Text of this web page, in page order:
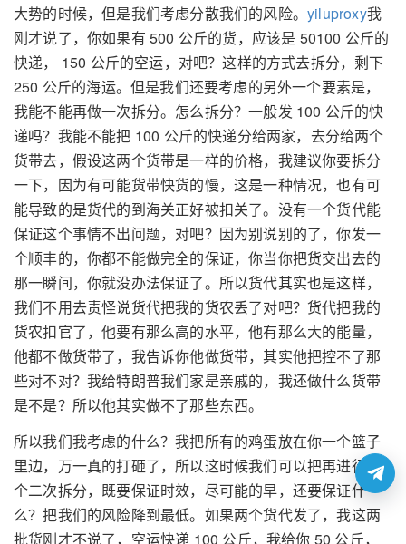
大势的时候，但是我们考虑分散我们的风险。yiluproxy我
刚才说了，你如果有 500 公斤的货，应该是 50100 公斤的
快递， 150 公斤的空运，对吧？这样的方式去拆分，剩下
250 公斤的海运。但是我们还要考虑的另外一个要素是，
我能不能再做一次拆分。怎么拆分？一般发 100 公斤的快
递吗？我能不能把 100 公斤的快递分给两家，去分给两个
货带去，假设这两个货带是一样的价格，我建议你要拆分
一下，因为有可能货带快货的慢，这是一种情况，也有可
能导致的是货代的到海关正好被扣关了。没有一个货代能
保证这个事情不出问题，对吧？因为别说别的了，你发一
个顺丰的，你都不能做完全的保证，你当你把货交出去的
那一瞬间，你就没办法保证了。所以货代其实也是这样，
我们不用去责怪说货代把我的货农丢了对吧？货代把我的
货农扣官了，他要有那么高的水平，他有那么大的能量，
他都不做货带了，我告诉你他做货带，其实他把控不了那
些对不对？我给特朗普我们家是亲戚的，我还做什么货带
是不是？所以他其实做不了那些东西。
所以我们我考虑的什么？我把所有的鸡蛋放在你一个篮子
里边，万一真的打砸了，所以这时候我们可以把再进行一
个二次拆分，既要保证时效，尽可能的早，还要保证什
么？把我们的风险降到最低。如果两个货代发了，我这两
批货刚才不说了，空运快递 100 公斤，我给你 50 公斤，